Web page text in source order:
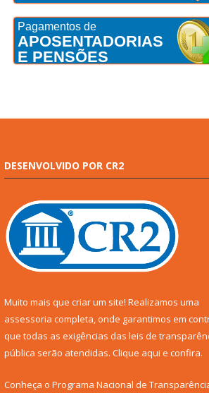
Pagamentos de
APOSENTADORIAS
E PENSÕES
DESENVOLVIDO POR CR2
Muito mais que criar um site! Realizamos uma
assessoria completa, onde garantimos em
que todas as exigências das leis de
pública serão atendidas. Clique aqui e confira.
Conheça o Programa Nacional de